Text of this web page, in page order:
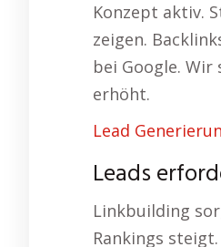
Konzept aktiv.
zeigen.
bei Google.
erhöht.
Lead
Leads
Linkbuilding
Rankings